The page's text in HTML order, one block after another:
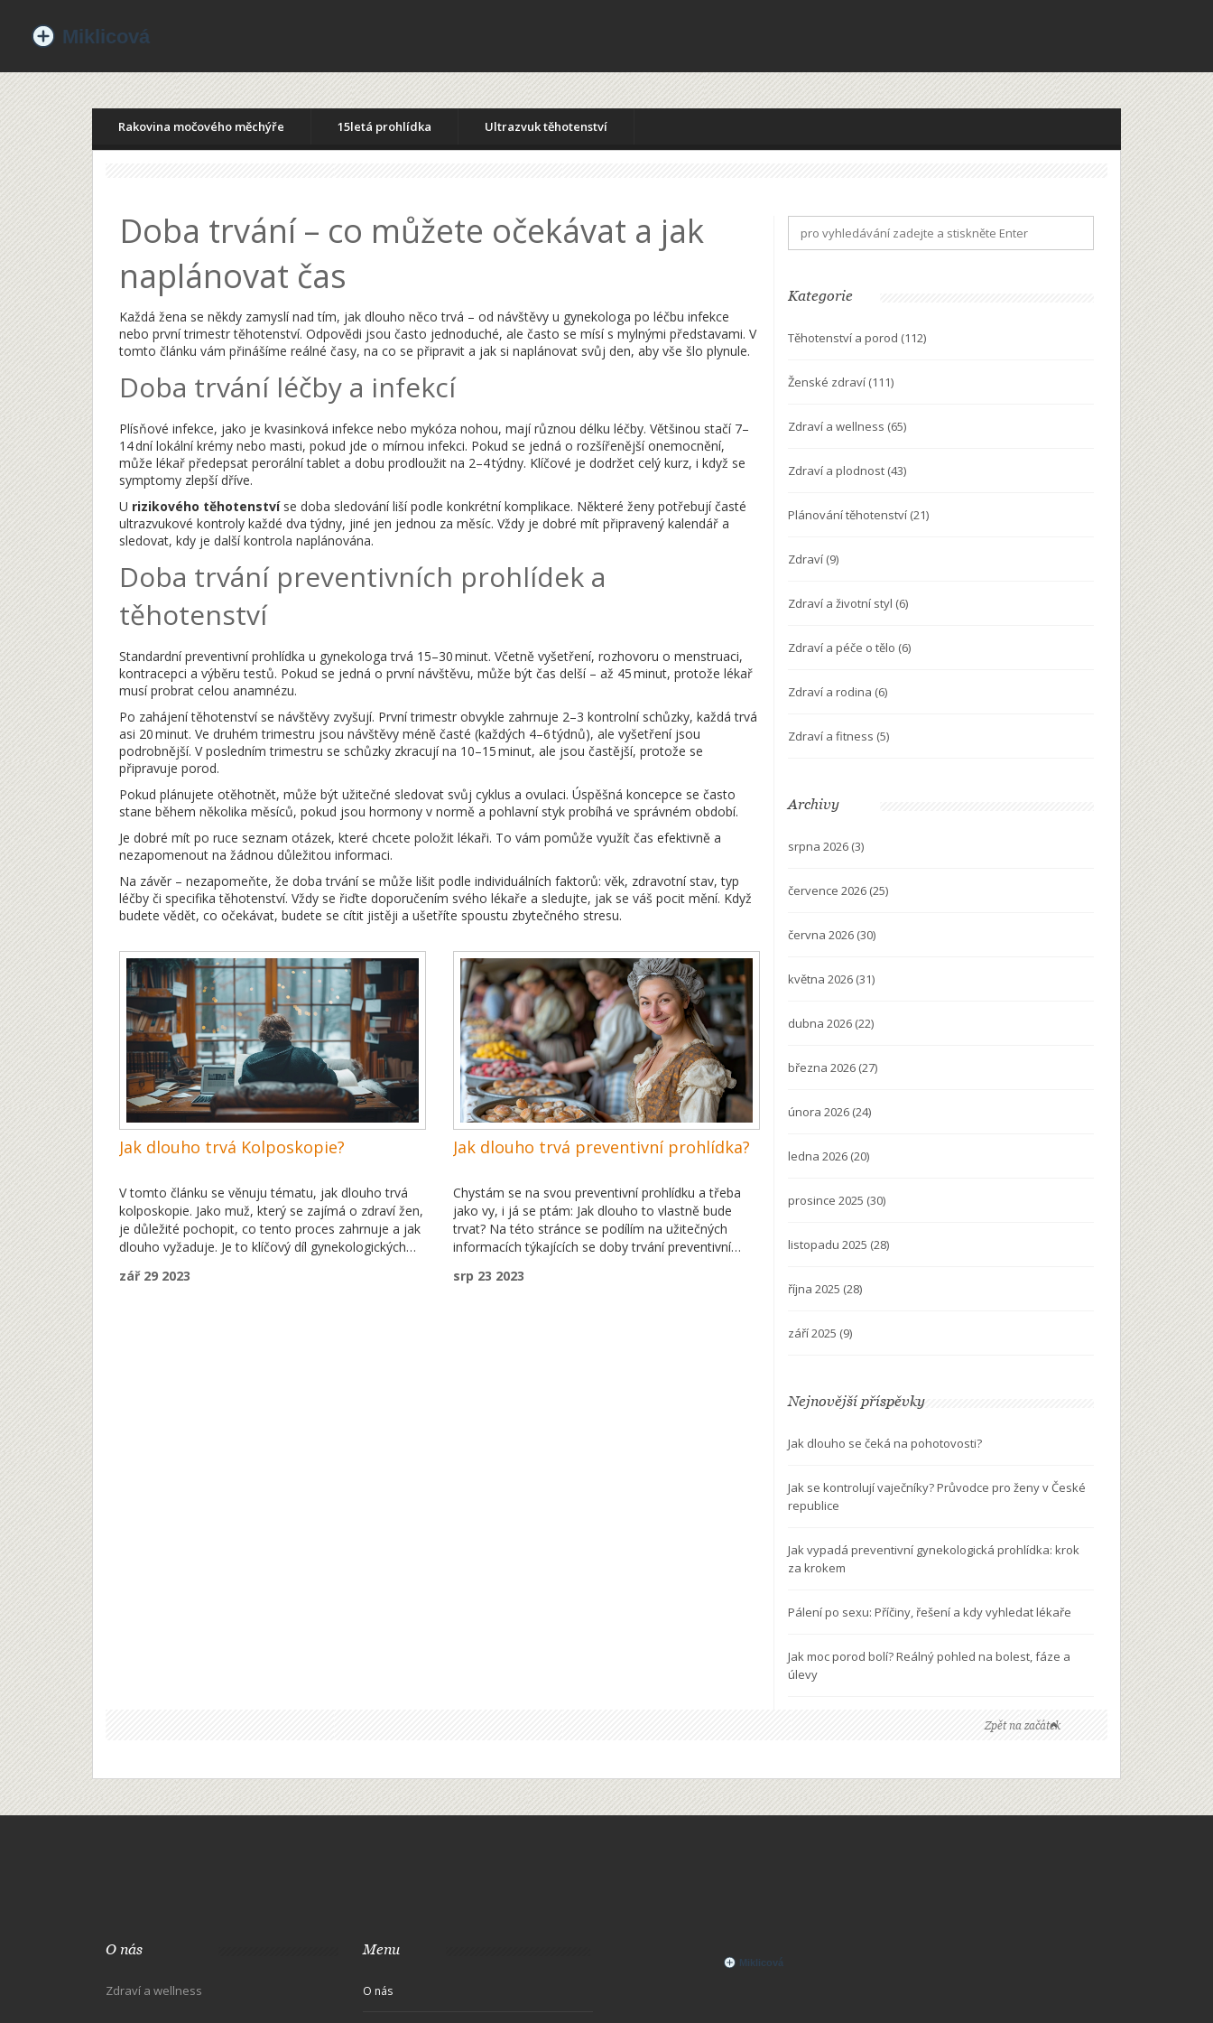
Rakovina močového měchýře 15letá prohlídka Ultrazvuk těhotenství
Doba trvání – co můžete očekávat a jak
naplánovat čas
Každá žena se někdy zamyslí nad tím, jak dlouho něco trvá – od návštěvy u gynekologa po léčbu infekce
nebo první trimestr těhotenství. Odpovědi jsou často jednoduché, ale často se mísí s mylnými představami. V
tomto článku vám přinášíme reálné časy, na co se připravit a jak si naplánovat svůj den, aby vše šlo plynule.
Doba trvání léčby a infekcí
Plísňové infekce, jako je kvasinková infekce nebo mykóza nohou, mají různou délku léčby. Většinou stačí 7–
14 dní lokální krémy nebo masti, pokud jde o mírnou infekci. Pokud se jedná o rozšířenější onemocnění,
může lékař předepsat perorální tablet a dobu prodloužit na 2–4 týdny. Klíčové je dodržet celý kurz, i když se
symptomy zlepší dříve.
U rizikového těhotenstvíse doba sledování liší podle konkrétní komplikace. Některé ženy potřebují časté
ultrazvukové kontroly každé dva týdny, jiné jen jednou za měsíc. Vždy je dobré mít připravený kalendář a
sledovat, kdy je další kontrola naplánována.
Doba trvání preventivních prohlídek a
těhotenství
Standardní preventivní prohlídka u gynekologa trvá 15–30 minut. Včetně vyšetření, rozhovoru o menstruaci,
kontracepci a výběru testů. Pokud se jedná o první návštěvu, může být čas delší – až 45 minut, protože lékař
musí probrat celou anamnézu.
Po zahájení těhotenství se návštěvy zvyšují. První trimestr obvykle zahrnuje 2–3 kontrolní schůzky, každá trvá
asi 20 minut. Ve druhém trimestru jsou návštěvy méně časté (každých 4–6 týdnů), ale vyšetření jsou
podrobnější. V posledním trimestru se schůzky zkracují na 10–15 minut, ale jsou častější, protože se
připravuje porod.
Pokud plánujete otěhotnět, může být užitečné sledovat svůj cyklus a ovulaci. Úspěšná koncepce se často
stane během několika měsíců, pokud jsou hormony v normě a pohlavní styk probíhá ve správném období.
Je dobré mít po ruce seznam otázek, které chcete položit lékaři. To vám pomůže využít čas efektivně a
nezapomenout na žádnou důležitou informaci.
Na závěr – nezapomeňte, že doba trvání se může lišit podle individuálních faktorů: věk, zdravotní stav, typ
léčby či specifika těhotenství. Vždy se řiďte doporučením svého lékaře a sledujte, jak se váš pocit mění. Když
budete vědět, co očekávat, budete se cítit jistěji a ušetříte spoustu zbytečného stresu.
Jak dlouho trvá Kolposkopie?
V tomto článku se věnuju tématu, jak dlouho trvá
kolposkopie. Jako muž, který se zajímá o zdraví žen,
je důležité pochopit, co tento proces zahrnuje a jak
dlouho vyžaduje. Je to klíčový díl gynekologických
Vysvětlím nejen dobu trvání, ale také představím
zář 29 2023
Jak dlouho trvá preventivní prohlídka?
Chystám se na svou preventivní prohlídku a třeba
jako vy, i já se ptám: Jak dlouho to vlastně bude
trvat? Na této stránce se podílím na užitečných
informacích týkajících se doby trvání preventivní
se předem. Protože vědět, co očekávat, nám může
srp 23 2023
Kategorie
Těhotenství a porod (112)
Ženské zdraví (111)
Zdraví a wellness (65)
Zdraví a plodnost (43)
Plánování těhotenství (21)
Zdraví (9)
Zdraví a životní styl (6)
Zdraví a péče o tělo (6)
Zdraví a rodina (6)
Zdraví a fitness (5)
Archivy
srpna 2026 (3)
července 2026 (25)
června 2026 (30)
května 2026 (31)
dubna 2026 (22)
března 2026 (27)
února 2026 (24)
ledna 2026 (20)
prosince 2025 (30)
listopadu 2025 (28)
října 2025 (28)
září 2025 (9)
Nejnovější příspěvky
Jak dlouho se čeká na pohotovosti?
Jak se kontrolují vaječníky? Průvodce pro ženy v České
republice
Jak vypadá preventivní gynekologická prohlídka: krok
za krokem
Pálení po sexu: Příčiny, řešení a kdy vyhledat lékaře
Jak moc porod bolí? Reálný pohled na bolest, fáze a
úlevy
Zpět na začátek
O nás
Zdraví a wellness
Menu
O nás